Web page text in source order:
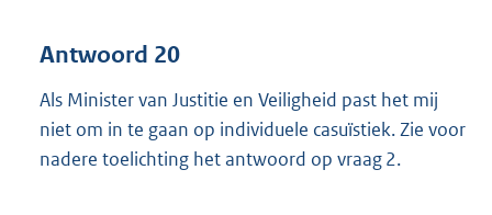
Antwoord 20
Als Minister van Justitie en Veiligheid past het mij
niet om in te gaan op individuele casuïstiek. Zie voor
nadere toelichting het antwoord op vraag 2.